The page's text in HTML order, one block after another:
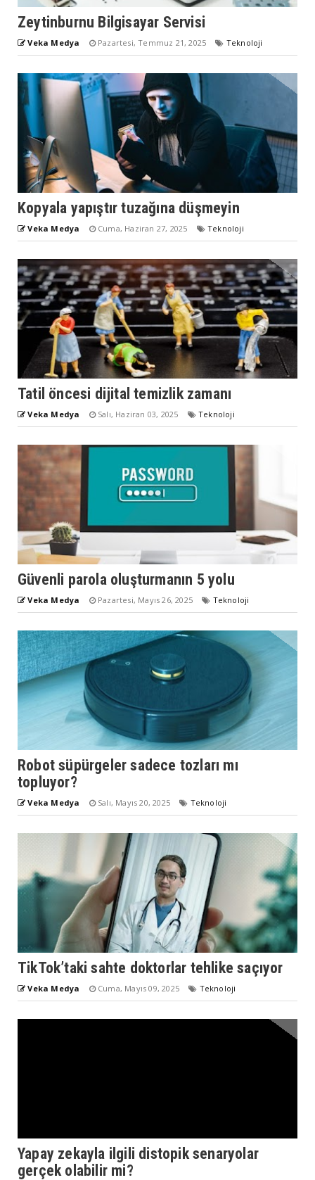
Zeytinburnu Bilgisayar Servisi
Veka Medya Pazartesi, Temmuz 21, 2025 Teknoloji
Kopyala yapıştır tuzağına düşmeyin
Veka Medya Cuma, Haziran 27, 2025 Teknoloji
Tatil öncesi dijital temizlik zamanı
Veka Medya Salı, Haziran 03, 2025 Teknoloji
Güvenli parola oluşturmanın 5 yolu
Veka Medya Pazartesi, Mayıs 26, 2025 Teknoloji
Robot süpürgeler sadece tozları mı
topluyor?
Veka Medya Salı, Mayıs 20, 2025 Teknoloji
TikTok’taki sahte doktorlar tehlike saçıyor
Veka Medya Cuma, Mayıs 09, 2025 Teknoloji
Yapay zekayla ilgili distopik senaryolar
gerçek olabilir mi?